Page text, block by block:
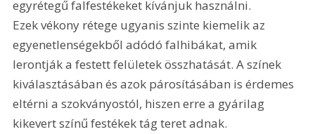
egyrétegű falfestékeket kívánjuk használni.
Ezek vékony rétege ugyanis szinte kiemelik az
egyenetlenségekből adódó falhibákat, amik
lerontják a festett felületek összhatását. A színek
kiválasztásában és azok párosításában is érdemes
eltérni a szokványostól, hiszen erre a gyárilag
kikevert színű festékek tág teret adnak.